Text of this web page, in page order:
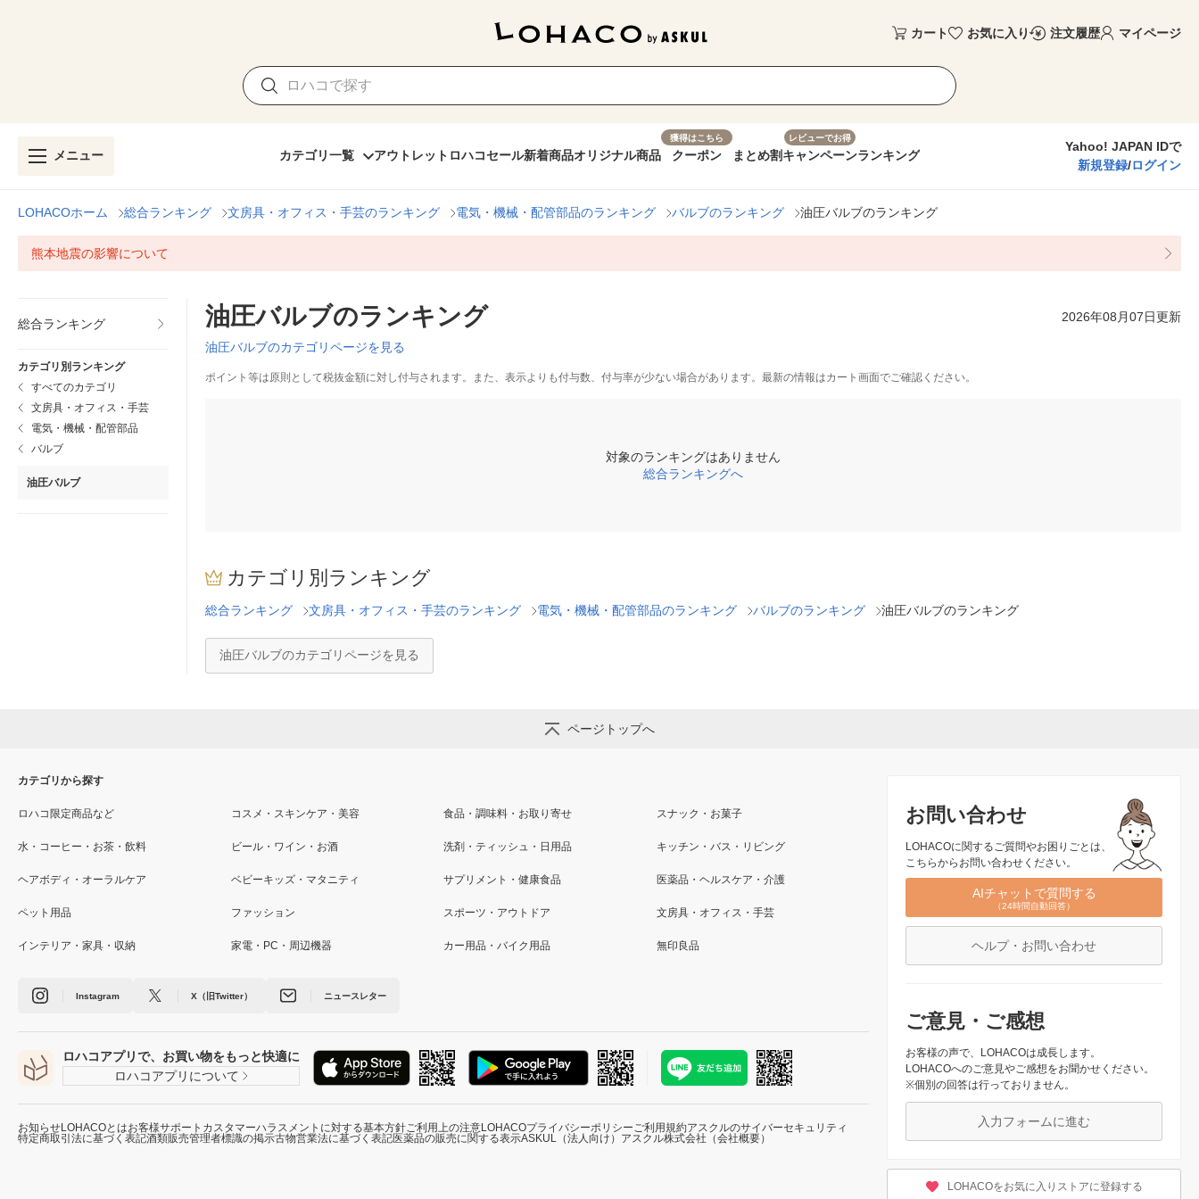
カート お気に入り 注文履歴 マイページ
メニュー カテゴリ一覧 アウトレット ロハコセール新着商品オリジナル商品
獲得はこちら
クーポン まとめ割
レビューでお得
キャンペーンランキング
Yahoo! JAPAN IDで
新規登録/ログイン
LOHACOホーム 総合ランキング 文房具・オフィス・手芸のランキング 電気・機械・配管部品のランキング バルブのランキング 油圧バルブのランキング
熊本地震の影響について
総合ランキング
カテゴリ別ランキング
すべてのカテゴリ
文房具・オフィス・手芸
電気・機械・配管部品
バルブ
油圧バルブ
油圧バルブのランキング 2026年08月07日更新
油圧バルブのカテゴリページを見る
ポイント等は原則として税抜金額に対し付与されます。また、表示よりも付与数、付与率が少ない場合があります。最新の情報はカート画面でご確認ください。
対象のランキングはありません
総合ランキングへ
カテゴリ別ランキング
総合ランキング 文房具・オフィス・手芸のランキング 電気・機械・配管部品のランキング バルブのランキング 油圧バルブのランキング
油圧バルブのカテゴリページを見る
ページトップへ
お問い合わせ
LOHACOに関するご質問やお困りごとは、
こちらからお問い合わせください。
AIチャットで質問する
（24時間自動回答）
ヘルプ・お問い合わせ
ご意見・ご感想
お客様の声で、LOHACOは成長します。
LOHACOへのご意見やご感想をお聞かせください。
※個別の回答は行っておりません。
入力フォームに進む
LOHACOをお気に入りストアに登録する
カテゴリから探す
ロハコ限定商品など コスメ・スキンケア・美容 食品・調味料・お取り寄せ スナック・お菓子
水・コーヒー・お茶・飲料 ビール・ワイン・お酒 洗剤・ティッシュ・日用品 キッチン・バス・リビング
ヘアボディ・オーラルケア ベビーキッズ・マタニティ サプリメント・健康食品 医薬品・ヘルスケア・介護
ペット用品 ファッション スポーツ・アウトドア 文房具・オフィス・手芸
インテリア・家具・収納 家電・PC・周辺機器 カー用品・バイク用品 無印良品
Instagram X（旧Twitter） ニュースレター
ロハコアプリで、お買い物をもっと快適に
ロハコアプリについて
お知らせLOHACOとはお客様サポート カスタマーハラスメントに対する基本方針ご利用上の注意LOHACOプライバシーポリシーご利用規約アスクルのサイバーセキュリティ
特定商取引法に基づく表記酒類販売管理者標識の掲示古物営業法に基づく表記医薬品の販売に関する表示ASKUL（法人向け） アスクル株式会社（会社概要）